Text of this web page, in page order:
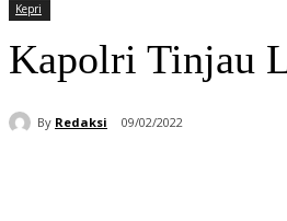
Kepri
Kapolri Tinjau
By Redaksi 09/02/2022